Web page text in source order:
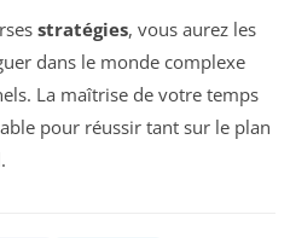
stratégies, vous aurez les
dans le monde complexe
La maîtrise de votre temps
pour réussir tant sur le plan